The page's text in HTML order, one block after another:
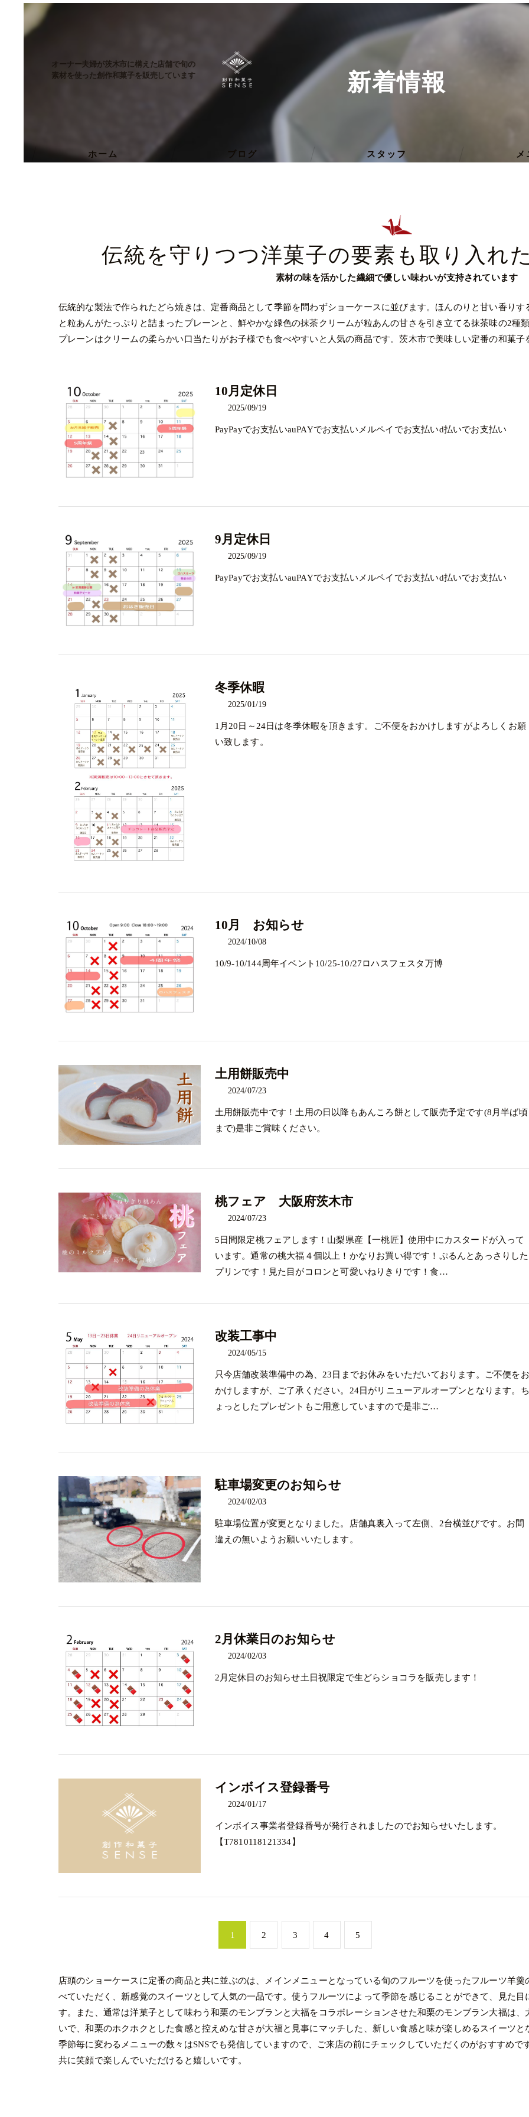
オーナー夫婦が茨木市に構えた店舗で旬の
素材を使った創作和菓子を販売しています
ホーム ブログ スタッフ メ
新着情報
伝統を守りつつ洋菓子の要素も取り入れ
素材の味を活かした繊細で優しい味わいが支持されています
伝統的な製法で作られたどら焼きは、定番商品として季節を問わずショーケースに並びます。ほんのりと甘い香り
と粒あんがたっぷりと詰まったプレーンと、鮮やかな緑色の抹茶クリームが粒あんの甘さを引き立てる抹茶味の2種
プレーンはクリームの柔らかい口当たりがお子様でも食べやすいと人気の商品です。茨木市で美味しい定番の和菓
10月定休日
2025/09/19
PayPayでお支払いauPAYでお支払いメルペイでお支払いd払いでお支払い
9月定休日
2025/09/19
PayPayでお支払いauPAYでお支払いメルペイでお支払いd払いでお支払い
冬季休暇
2025/01/19
1月20日～24日は冬季休暇を頂きます。ご不便をおかけしますがよろしくお願
い致します。
10月 お知らせ
2024/10/08
10/9-10/144周年イベント10/25-10/27ロハスフェスタ万博
土用餅販売中
2024/07/23
土用餅販売中です！土用の日以降もあんころ餅として販売予定です(8月半ば頃
まで)是非ご賞味ください。
桃フェア 大阪府茨木市
2024/07/23
5日間限定桃フェアします！山梨県産【一桃匠】使用中にカスタードが入って
います。通常の桃大福４個以上！かなりお買い得です！ぷるんとあっさりした
プリンです！見た目がコロンと可愛いねりきりです！食…
改装工事中
2024/05/15
只今店舗改装準備中の為、23日までお休みをいただいております。ご不便をお
かけしますが、ご了承ください。24日がリニューアルオープンとなります。ち
ょっとしたプレゼントもご用意していますので是非ご…
駐車場変更のお知らせ
2024/02/03
駐車場位置が変更となりました。店舗真裏入って左側、2台横並びです。お間
違えの無いようお願いいたします。
2月休業日のお知らせ
2024/02/03
2月定休日のお知らせ土日祝限定で生どらショコラを販売します！
インボイス登録番号
2024/01/17
インボイス事業者登録番号が発行されましたのでお知らせいたします。
【T7810118121334】
1 2 3 4 5
店頭のショーケースに定番の商品と共に並ぶのは、メインメニューとなっている旬のフルーツを使ったフルーツ羊
べていただく、新感覚のスイーツとして人気の一品です。使うフルーツによって季節を感じることができて、見た
す。また、通常は洋菓子として味わう和栗のモンブランと大福をコラボレーションさせた和栗のモンブラン大福は
いで、和栗のホクホクとした食感と控えめな甘さが大福と見事にマッチした、新しい食感と味が楽しめるスイーツと
季節毎に変わるメニューの数々はSNSでも発信していますので、ご来店の前にチェックしていただくのがおすすめ
共に笑顔で楽しんでいただけると嬉しいです。